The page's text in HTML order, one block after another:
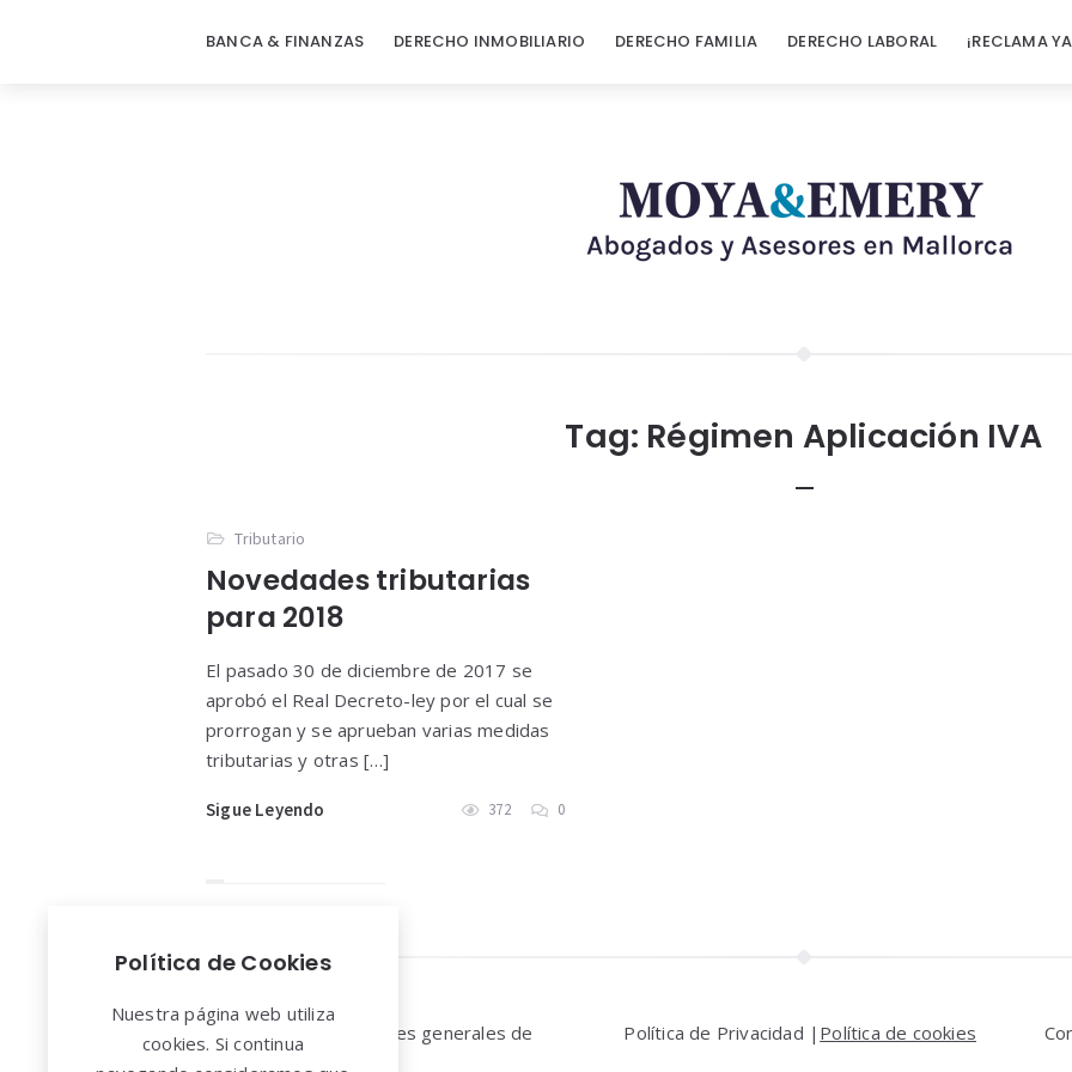
BANCA & FINANZAS DERECHO INMOBILIARIO DERECHO FAMILIA DERECHO LABORAL ¡RECLAMA
Tag: Régimen Aplicación IVA
Tributario
Novedades tributarias
para 2018
El pasado 30 de diciembre de 2017 se
aprobó el Real Decreto-ley por el cual se
prorrogan y se aprueban varias medidas
tributarias y otras […]
Sigue Leyendo 372 0
Widgets
Aviso legal y Condiciones generales de
uso
Política de Privacidad | Política de cookies
Política de Cookies
Nuestra página web utiliza
cookies. Si continua